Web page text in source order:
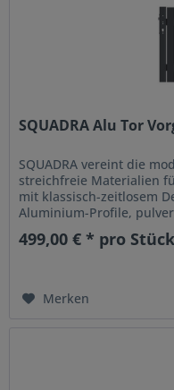
SQUADRA Alu Tor
SQUADRA vereint die
streichfreie Materialien
mit klassisch-zeitlosem
Aluminium-Profile,
Anthrazit, sind...
499,00 € * pro Stück
Merken